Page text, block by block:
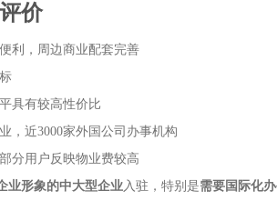
价
利，周边商业配套完善
具有较高性价比
，近3000家外国公司办事机构
分用户反映物业费较高
业形象的中大型企业入驻，特别是需要国际化